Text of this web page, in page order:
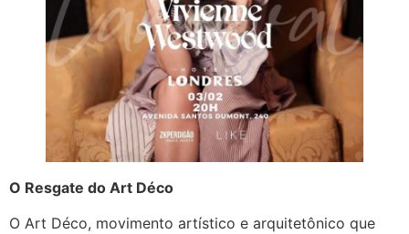
O Resgate do Art Déco
O Art Déco, movimento artístico e arquitetônico que